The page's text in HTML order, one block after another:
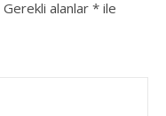
Gerekli alanlar * ile